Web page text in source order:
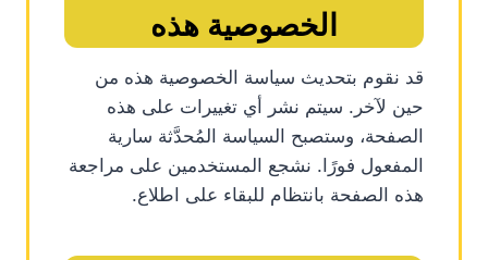
الخصوصية هذه
قد نقوم بتحديث سياسة الخصوصية هذه من
حين لآخر. سيتم نشر أي تغييرات على هذه
الصفحة، وستصبح السياسة المُحدَّثة سارية
المفعول فورًا. نشجع المستخدمين على مراجعة
هذه الصفحة بانتظام للبقاء على اطلاع.